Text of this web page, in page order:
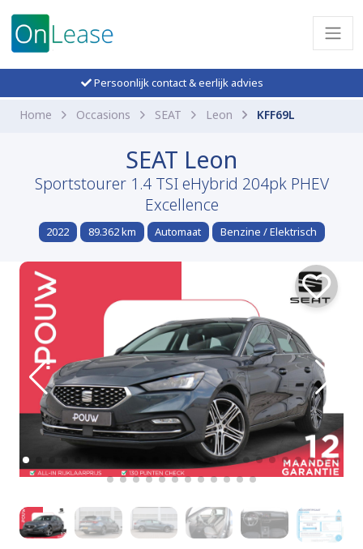
Persoonlijk contact & eerlijk advies
Home Occasions SEAT Leon KFF69L
SEAT Leon
Sportstourer 1.4 TSI eHybrid 204pk PHEV
Excellence
2022 89.362 km Automaat Benzine / Elektrisch